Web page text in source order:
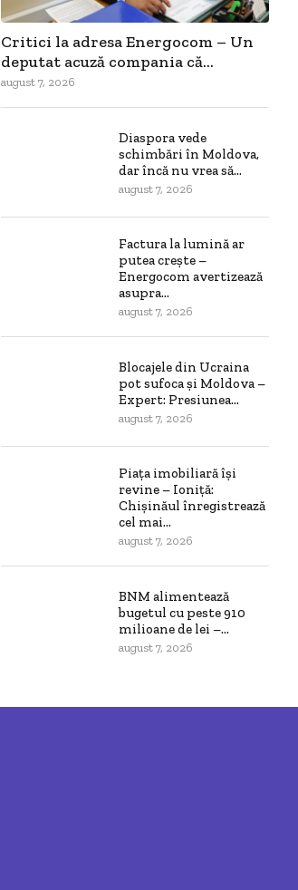
Critici la adresa Energocom – Un
deputat acuză compania că...
august 7, 2026
Diaspora vede
schimbări în Moldova,
dar încă nu vrea să...
august 7, 2026
Factura la lumină ar
putea crește –
Energocom avertizează
asupra...
august 7, 2026
Blocajele din Ucraina
pot sufoca și Moldova –
Expert: Presiunea...
august 7, 2026
Piața imobiliară își
revine – Ioniță:
Chișinăul înregistrează
cel mai...
august 7, 2026
BNM alimentează
bugetul cu peste 910
milioane de lei –...
august 7, 2026